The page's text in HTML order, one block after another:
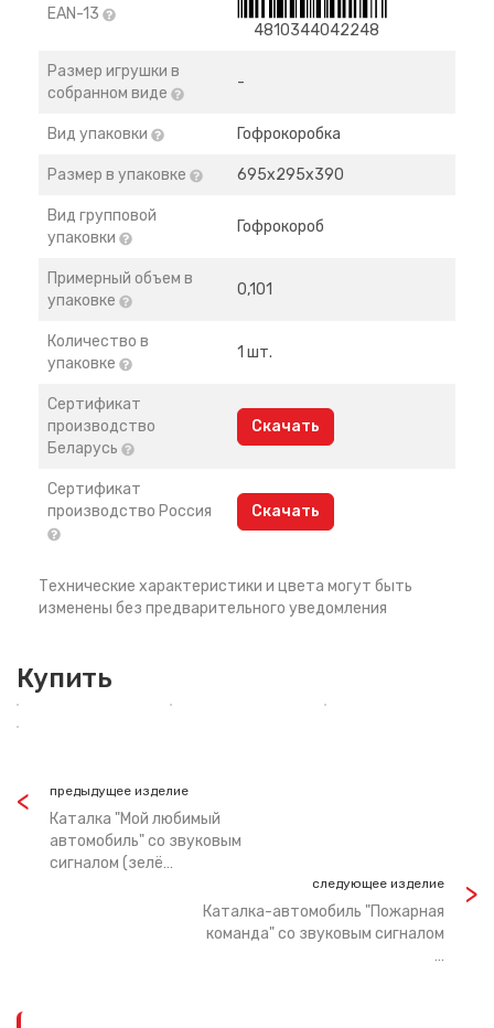
EAN-13
4810344042248
Размер игрушки в
собранном виде
-
Вид упаковки Гофрокоробка
Размер в упаковке 695х295х390
Вид групповой
упаковки
Гофрокороб
Примерный объем в
упаковке
0,101
Количество в
упаковке
1 шт.
Сертификат
производство
Беларусь
Скачать
Сертификат
производство Россия
Скачать
Технические характеристики и цвета могут быть
изменены без предварительного уведомления
Купить
предыдущее изделие
Каталка "Мой любимый
автомобиль" со звуковым
сигналом (зелё…
следующее изделие
Каталка-автомобиль "Пожарная
команда" со звуковым сигналом
…